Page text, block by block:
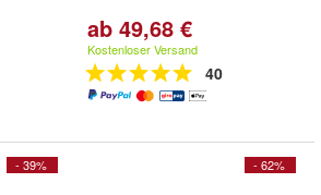
ab 49,68 €
Kostenloser Versand
40
- 39% - 62%